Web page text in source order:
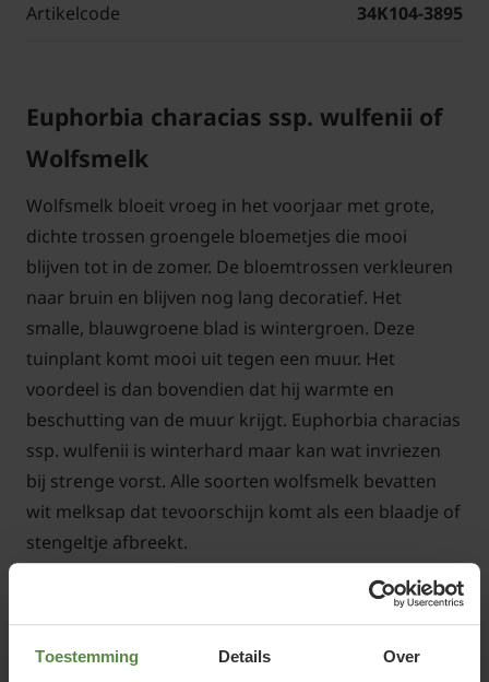
Toestemming Details Over
Artikelcode 34K104-3895
Euphorbia characias ssp. wulfenii of
Wolfsmelk
Wolfsmelk bloeit vroeg in het voorjaar met grote,
dichte trossen groengele bloemetjes die mooi
blijven tot in de zomer. De bloemtrossen verkleuren
naar bruin en blijven nog lang decoratief. Het
smalle, blauwgroene blad is wintergroen. Deze
tuinplant komt mooi uit tegen een muur. Het
voordeel is dan bovendien dat hij warmte en
beschutting van de muur krijgt. Euphorbia characias
ssp. wulfenii is winterhard maar kan wat invriezen
bij strenge vorst. Alle soorten wolfsmelk bevatten
wit melksap dat tevoorschijn komt als een blaadje of
stengeltje afbreekt.
Standplaats Euphorbia characias